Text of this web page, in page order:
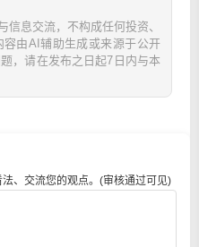
信息交流，不构成任何投资、
由AI辅助生成或来源于公开
，请在发布之日起7日内与本
、交流您的观点。(审核通过可见)